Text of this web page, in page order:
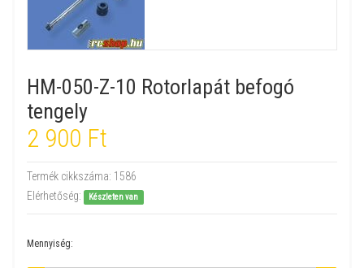
HM-050-Z-10 Rotorlapát befogó
tengely
2 900 Ft
Termék cikkszáma: 1586
Elérhetőség:
Készleten van
Mennyiség: